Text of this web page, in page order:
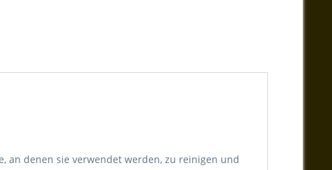
an denen sie verwendet werden, zu reinigen und